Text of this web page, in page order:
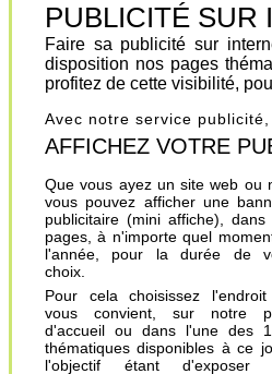
PUBLICITÉ SUR
Faire sa publicité sur
disposition nos pages
profitez de cette visibilité,
Avec notre service
AFFICHEZ VOTRE
Que vous ayez un site web ou
vous pouvez afficher une
publicitaire (mini affiche), dans
pages, à n'importe quel
l'année, pour la durée de
choix.
Pour cela choisissez
vous convient, sur notre
d'accueil ou dans l'une des
thématiques disponibles à ce
l'objectif étant d'exposer